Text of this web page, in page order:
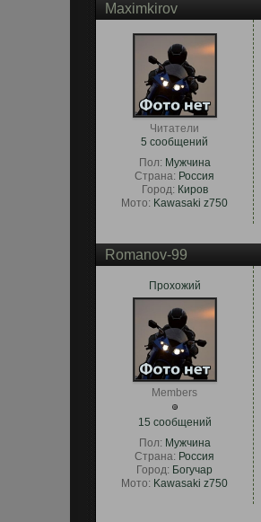
Maximkirov
Читатели
5 сообщений
Пол: Мужчина
Страна: Россия
Город: Киров
Мото: Kawasaki z750
Romanov-99
Прохожий
Members
15 сообщений
Пол: Мужчина
Страна: Россия
Город: Богучар
Мото: Kawasaki z750